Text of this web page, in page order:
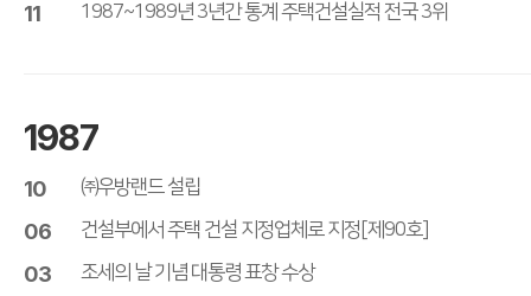
11 1987~1989년 3년간 통계 주택건설실적 전국 3위
1987
10 ㈜우방랜드 설립
06 건설부에서 주택 건설 지정업체로 지정[제90호]
03 조세의 날 기념 대통령 표창 수상